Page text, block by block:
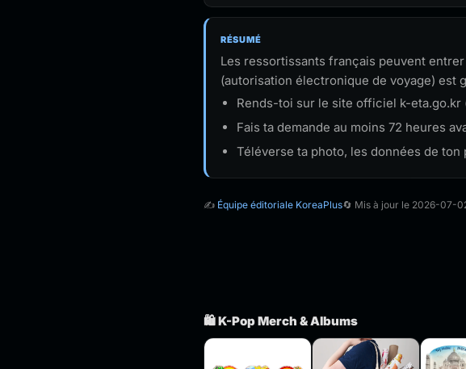
RÉSUMÉ
Les ressortissants français peuvent
(autorisation électronique de voyage) est
Rends-toi sur le site officiel k-
Fais ta demande au moins 72 heures
Téléverse ta photo, les données de
✍️ Équipe éditoriale KoreaPlus🔄 Mis à jour le 2026-07-
🛍️ K-Pop Merch & Albums